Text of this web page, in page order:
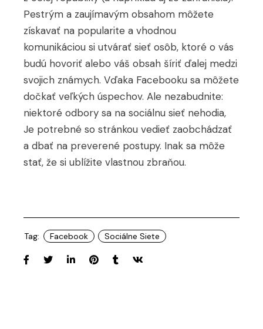
Pestrým a zaujímavým obsahom môžete
získavať na popularite a vhodnou
komunikáciou si utvárať sieť osôb, ktoré o vás
budú hovoriť alebo váš obsah šíriť ďalej medzi
svojich známych. Vďaka Facebooku sa môžete
dočkať veľkých úspechov. Ale nezabudnite:
niektoré odbory sa na sociálnu sieť nehodia,
Je potrebné so stránkou vedieť zaobchádzať
a dbať na preverené postupy. Inak sa môže
stať, že si ublížite vlastnou zbraňou.
Tag: Facebook Sociálne Siete